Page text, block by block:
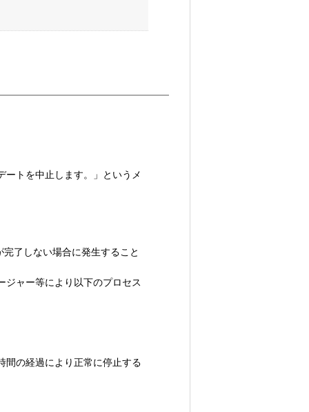
ートを中止します。」というメ
了しない場合に発生すること
ジャー等により以下のプロセス
間の経過により正常に停止する